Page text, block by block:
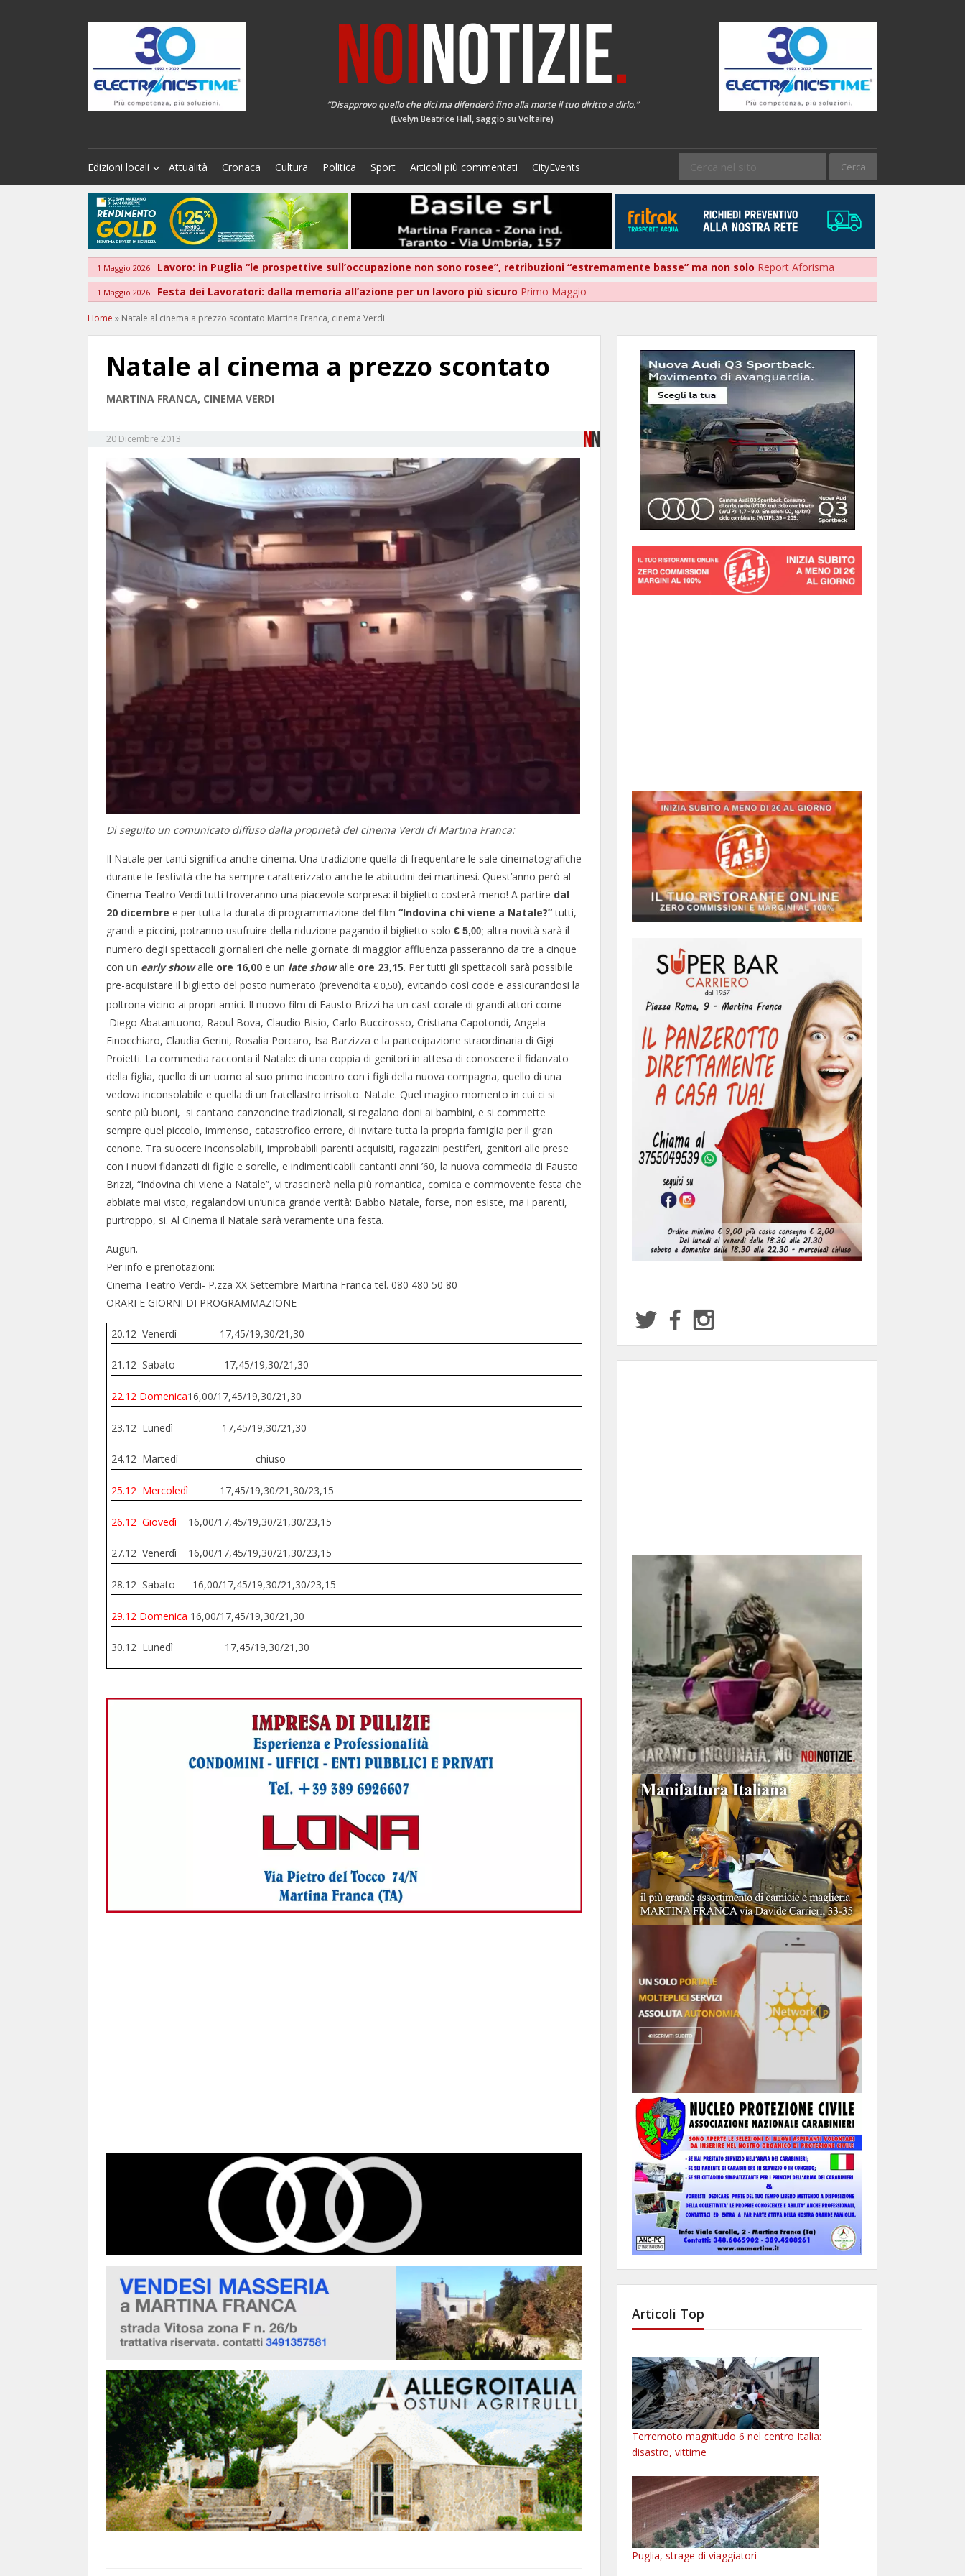
“Disapprovo quello che dici ma difenderò fino alla morte il tuo diritto a dirlo.”
(Evelyn Beatrice Hall, saggio su Voltaire)
Edizioni locali Attualità Cronaca Cultura Politica Sport Articoli più commentati CityEvents
1 Maggio 2026 Lavoro: in Puglia “le prospettive sull’occupazione non sono rosee”, retribuzioni “estremamente basse” ma non solo Report Aforisma
1 Maggio 2026 Festa dei Lavoratori: dalla memoria all’azione per un lavoro più sicuro Primo Maggio
Home » Natale al cinema a prezzo scontato Martina Franca, cinema Verdi
Natale al cinema a prezzo scontato
MARTINA FRANCA, CINEMA VERDI
20 Dicembre 2013
Di seguito un comunicato diffuso dalla proprietà del cinema Verdi di Martina Franca:
Il Natale per tanti significa anche cinema. Una tradizione quella di frequentare le sale cinematografiche
durante le festività che ha sempre caratterizzato anche le abitudini dei martinesi. Quest’anno però al
Cinema Teatro Verdi tutti troveranno una piacevole sorpresa: il biglietto costerà meno! A partire dal
20 dicembre e per tutta la durata di programmazione del film “Indovina chi viene a Natale?”tutti,
grandi e piccini, potranno usufruire della riduzione pagando il biglietto solo € 5,00; altra novità sarà il
numero degli spettacoli giornalieri che nelle giornate di maggior affluenza passeranno da tre a cinque
con un early showalle ore 16,00 e un late showalle ore 23,15. Per tutti gli spettacoli sarà possibile
pre-acquistare il biglietto del posto numerato (prevendita € 0,50), evitando così code e assicurandosi la
poltrona vicino ai propri amici. Il nuovo film di Fausto Brizzi ha un cast corale di grandi attori come
Diego Abatantuono, Raoul Bova, Claudio Bisio, Carlo Buccirosso, Cristiana Capotondi, Angela
Finocchiaro, Claudia Gerini, Rosalia Porcaro, Isa Barzizza e la partecipazione straordinaria di Gigi
Proietti. La commedia racconta il Natale: di una coppia di genitori in attesa di conoscere il fidanzato
della figlia, quello di un uomo al suo primo incontro con i figli della nuova compagna, quello di una
vedova inconsolabile e quella di un fratellastro irrisolto. Natale. Quel magico momento in cui ci si
sente più buoni, si cantano canzoncine tradizionali, si regalano doni ai bambini, e si commette
sempre quel piccolo, immenso, catastrofico errore, di invitare tutta la propria famiglia per il gran
cenone. Tra suocere inconsolabili, improbabili parenti acquisiti, ragazzini pestiferi, genitori alle prese
con i nuovi fidanzati di figlie e sorelle, e indimenticabili cantanti anni ’60, la nuova commedia di Fausto
Brizzi, “Indovina chi viene a Natale”, vi trascinerà nella più romantica, comica e commovente festa che
abbiate mai visto, regalandovi un’unica grande verità: Babbo Natale, forse, non esiste, ma i parenti,
purtroppo, si. Al Cinema il Natale sarà veramente una festa.
Auguri.
Per info e prenotazioni:
Cinema Teatro Verdi- P.zza XX Settembre Martina Franca tel. 080 480 50 80
ORARI E GIORNI DI PROGRAMMAZIONE
20.12 Venerdì 17,45/19,30/21,30
21.12 Sabato 17,45/19,30/21,30
22.12 Domenica16,00/17,45/19,30/21,30
23.12 Lunedì 17,45/19,30/21,30
24.12 Martedì chiuso
25.12 Mercoledì17,45/19,30/21,30/23,15
26.12 Giovedì 16,00/17,45/19,30/21,30/23,15
27.12 Venerdì 16,00/17,45/19,30/21,30/23,15
28.12 Sabato 16,00/17,45/19,30/21,30/23,15
29.12 Domenica 16,00/17,45/19,30/21,30
30.12 Lunedì 17,45/19,30/21,30
Articoli Top
Terremoto magnitudo 6 nel centro Italia:
disastro, vittime
Puglia, strage di viaggiatori